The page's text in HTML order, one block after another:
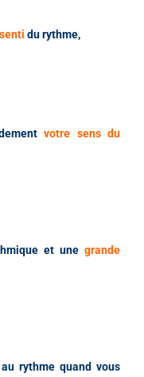
du rythme,
votre sens du
et une grande
au rythme quand vous